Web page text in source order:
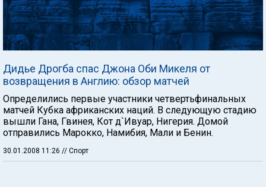
Дидье Дрогба спас Джона Оби Микеля от
возвращения в Англию: обзор матчей
Определились первые участники четвертьфинальных
матчей Кубка африканских наций. В следующую стадию
вышли Гана, Гвинея, Кот д`Ивуар, Нигерия. Домой
отправились Марокко, Намибия, Мали и Бенин.
30.01.2008 11:26 // Спорт